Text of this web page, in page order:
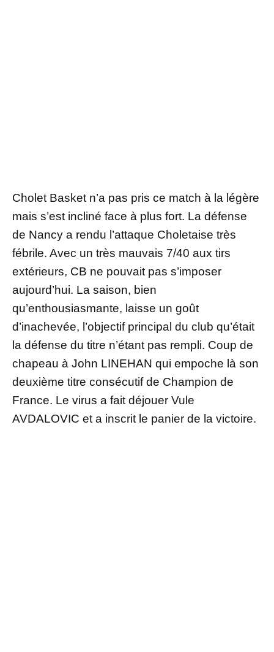
Cholet Basket n’a pas pris ce match à la légère
mais s’est incliné face à plus fort. La défense
de Nancy a rendu l’attaque Choletaise très
fébrile. Avec un très mauvais 7/40 aux tirs
extérieurs, CB ne pouvait pas s’imposer
aujourd’hui. La saison, bien
qu’enthousiasmante, laisse un goût
d’inachevée, l’objectif principal du club qu’était
la défense du titre n’étant pas rempli. Coup de
chapeau à John LINEHAN qui empoche là son
deuxième titre consécutif de Champion de
France. Le virus a fait déjouer Vule
AVDALOVIC et a inscrit le panier de la victoire.